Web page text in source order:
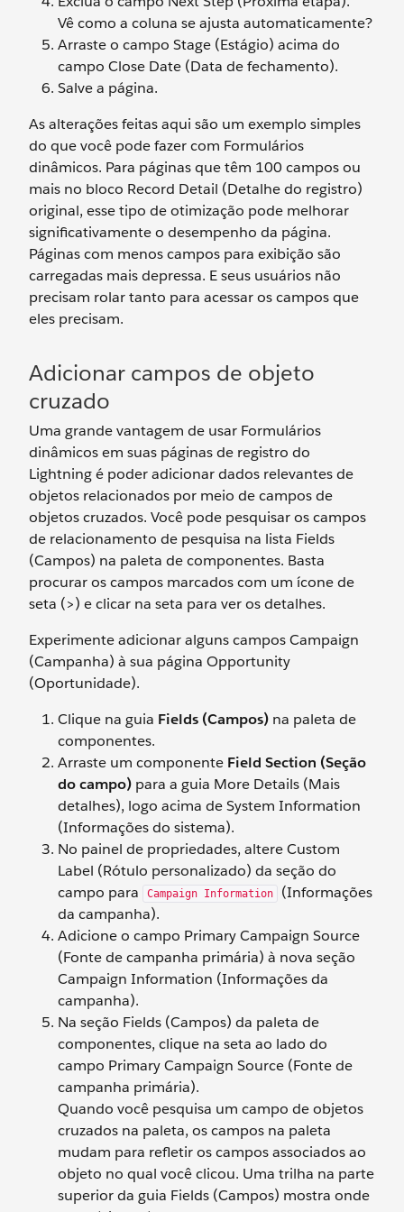
Vê como a coluna se ajusta automaticamente?
Arraste o campo Stage (Estágio) acima do
campo Close Date (Data de fechamento).
Salve a página.
As alterações feitas aqui são um exemplo simples
do que você pode fazer com Formulários
dinâmicos. Para páginas que têm 100 campos ou
mais no bloco Record Detail (Detalhe do registro)
original, esse tipo de otimização pode melhorar
significativamente o desempenho da página.
Páginas com menos campos para exibição são
carregadas mais depressa. E seus usuários não
precisam rolar tanto para acessar os campos que
eles precisam.
Adicionar campos de objeto
cruzado
Uma grande vantagem de usar Formulários
dinâmicos em suas páginas de registro do
Lightning é poder adicionar dados relevantes de
objetos relacionados por meio de campos de
objetos cruzados. Você pode pesquisar os campos
de relacionamento de pesquisa na lista Fields
(Campos) na paleta de componentes. Basta
procurar os campos marcados com um ícone de
seta (>) e clicar na seta para ver os detalhes.
Experimente adicionar alguns campos Campaign
(Campanha) à sua página Opportunity
(Oportunidade).
Clique na guia Fields (Campos) na paleta de
componentes.
Arraste um componente Field Section (Seção
do campo) para a guia More Details (Mais
detalhes), logo acima de System Information
(Informações do sistema).
No painel de propriedades, altere Custom
Label (Rótulo personalizado) da seção do
campo para
Campaign Information
(Informações
da campanha).
Adicione o campo Primary Campaign Source
(Fonte de campanha primária) à nova seção
Campaign Information (Informações da
campanha).
Na seção Fields (Campos) da paleta de
componentes, clique na seta ao lado do
campo Primary Campaign Source (Fonte de
campanha primária).
Quando você pesquisa um campo de objetos
cruzados na paleta, os campos na paleta
mudam para refletir os campos associados ao
objeto no qual você clicou. Uma trilha na parte
superior da guia Fields (Campos) mostra onde